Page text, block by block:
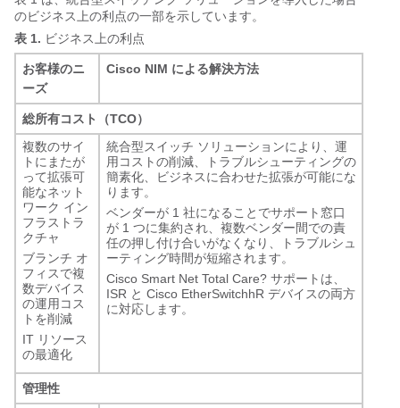
のビジネス上の利点の一部を示しています。
表 1. ビジネス上の利点
お客様のニ
ーズ
Cisco NIM による解決方法
総所有コスト（TCO）
複数のサイ
トにまたが
って拡張可
能なネット
ワーク イン
フラストラ
クチャ
ブランチ オ
フィスで複
数デバイス
の運用コス
トを削減
IT リソース
の最適化
統合型スイッチ ソリューションにより、運
用コストの削減、トラブルシューティングの
簡素化、ビジネスに合わせた拡張が可能にな
ります。
ベンダーが 1 社になることでサポート窓口
が 1 つに集約され、複数ベンダー間での責
任の押し付け合いがなくなり、トラブルシュ
ーティング時間が短縮されます。
Cisco Smart Net Total Care? サポートは、
ISR と Cisco EtherSwitchhR デバイスの両方
に対応します。
管理性